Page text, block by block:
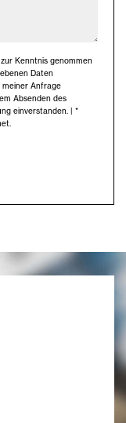
zur Kenntnis genommen
Daten
Anfrage
Absenden des
einverstanden. | *